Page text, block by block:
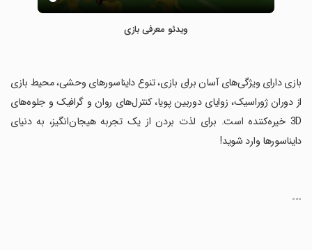
ویدئو معرفی بازی
‏بازی دارای ویژگی‌های آسان برای بازی، تنوع دایناسورهای وحشی، محیط بازی
از دوران ژوراسیک، زوایای دوربین پویا، کنترل‌های روان و گرافیک و جلوه‌های
3D خیره‌کننده است. برای لذت بردن از یک تجربه هیجان‌انگیز، به دنیای
دایناسورها وارد شوید!
‏---